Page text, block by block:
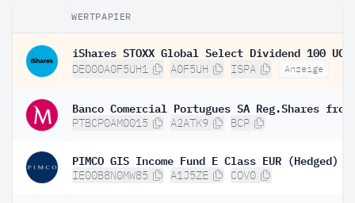
WERTPAPIER
DE000A0F5UH1 A0F5UH ISPA Anzeige
PTBCP0AM0015 A2ATK9 BCP
IE00B8N0MW85 A1J5ZE COV0